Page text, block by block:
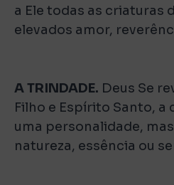
a Ele todas as criaturas
elevados amor,
A TRINDADE. Deus Se
Filho e Espírito Santo, a
uma personalidade,
natureza, essência ou